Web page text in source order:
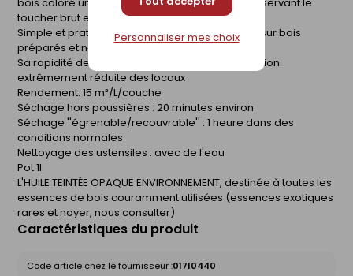
Personnaliser mes choix
toucher brut et en valorisant le veinage du bois
Simple et pratique, elle s'applique directement sur bois
préparés et ne nécessite pas de lustrage
Sa rapidité de séchage permet une immobilisation
extrêmement réduite des locaux
Rendement: 15 m²/L/couche
Séchage hors poussières : 20 minutes environ
Séchage ''égrenable/recouvrable'' : 1 heure dans des
conditions normales
Nettoyage des ustensiles : avec de l'eau
Pot 1l.
L'HUILE TEINTÉE OPAQUE ENVIRONNEMENT, destinée à toutes les
essences de bois couramment utilisées (essences exotiques
rares et noyer, nous consulter).
Caractéristiques du produit
Code article chez le fournisseur :01710440